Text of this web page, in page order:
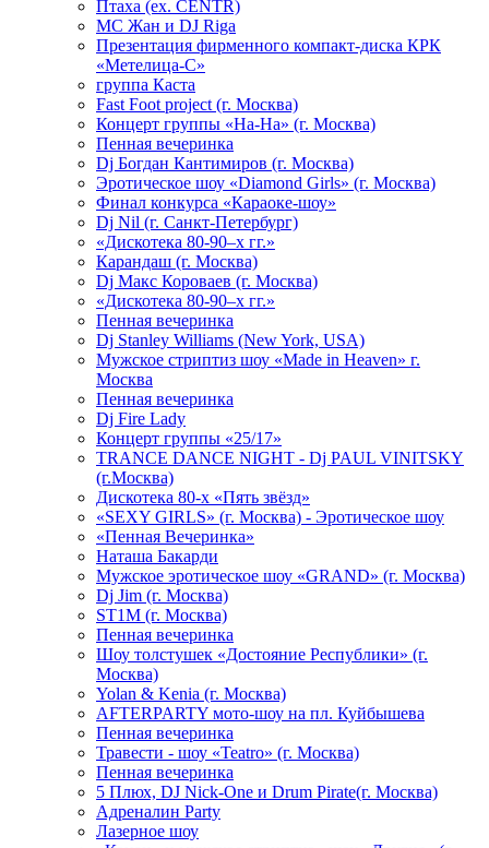
Птаха (ex. CENTR)
МС Жан и DJ Riga
Презентация фирменного компакт-диска КРК
«Метелица-С»
группа Каста
Fast Foot project (г. Москва)
Концерт группы «На-На» (г. Москва)
Пенная вечеринка
Dj Богдан Кантимиров (г. Москва)
Эротическое шоу «Diamond Girls» (г. Москва)
Финал конкурса «Караоке-шоу»
Dj Nil (г. Санкт-Петербург)
«Дискотека 80-90–х гг.»
Карандаш (г. Москва)
Dj Макс Короваев (г. Москва)
«Дискотека 80-90–х гг.»
Пенная вечеринка
Dj Stanley Williams (New York, USA)
Мужское стриптиз шоу «Made in Heaven» г.
Москва
Пенная вечеринка
Dj Fire Lady
Концерт группы «25/17»
TRANCE DANCE NIGHT - Dj PAUL VINITSKY
(г.Москва)
Дискотека 80-х «Пять звёзд»
«SEXY GIRLS» (г. Москва) - Эротическое шоу
«Пенная Вечеринка»
Hаташа Бакарди
Мужское эротическое шоу «GRAND» (г. Москва)
Dj Jim (г. Москва)
ST1M (г. Москва)
Пенная вечеринка
Шоу толстушек «Достояние Республики» (г.
Москва)
Yolan & Kenia (г. Москва)
AFTERPARTY мото-шоу на пл. Куйбышева
Пенная вечеринка
Травести - шоу «Teatro» (г. Москва)
Пенная вечеринка
5 Плюх, DJ Nick-One и Drum Pirate(г. Москва)
Адреналин Party
Лазерное шоу